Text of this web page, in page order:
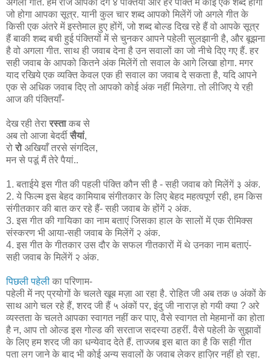
अगला गीत. हम रोज आपको देंगें ४ पंक्तियाँ और हर पंक्ति में कोई एक शब्द होगा
जो होगा आपका सूत्र. यानी कुल चार शब्द आपको मिलेंगें जो अगले गीत के
किसी एक अंतरे में इस्तेमाल हुए होंगें, जो शब्द बोल्ड दिख रहे हैं वो आपके सूत्र
हैं बाकी शब्द बची हुई पंक्तियों में से चुनकर आपने पहेली सुलझानी है, और बूझना
है वो अगला गीत. साथ ही जवाब देना है उन सवालों का जो नीचे दिए गए हैं. हर
सही जवाब के आपको कितने अंक मिलेंगें तो सवाल के आगे लिखा होगा. मगर
याद रखिये एक व्यक्ति केवल एक ही सवाल का जवाब दे सकता है, यदि आपने
एक से अधिक जवाब दिए तो आपको कोई अंक नहीं मिलेगा. तो लीजिए ये रही
आज की पंक्तियाँ-
देख रही तेरारस्ताकब से
अब तो आजा बेदर्दीसैयां,
रोरोअखियाँ तरसे संगदिल,
मन से पडूं मैं तेरे पैयां..
1. बताईये इस गीत की पहली पंक्ति कौन सी है - सही जवाब को मिलेंगें ३ अंक.
2. ये फिल्म इस बेहद कामियाब संगीतकार के लिए बेहद महत्वपूर्ण रही, हम किस
संगीतकार की बात कर रहे हैं- सही जवाब के होंगें २ अंक.
3. इस गीत की गायिका का नाम बताएं जिसका हाल के सालों में एक रीमिक्स
संस्करण भी आया-सही जवाब के मिलेंगें २ अंक.
4. इस गीत के गीतकार उस दौर के सफल गीतकारों में थे उनका नाम बताएं-
सही जवाब के मिलेंगें २ अंक.
पिछली पहेली का परिणाम-
पहेली में नए प्रयोगों के चलते खूब मज़ा आ रहा है. रोहित जी अब तक ७ अंकों के
साथ आगे चल रहे हैं, शरद जी हैं ५ अंकों पर, इंदु जी नाराज़ हो गयी क्या ? अरे
व्यस्तता के चलते आपका स्वागत नहीं कर पाए, वैसे स्वागत तो मेहमानों का होता
है न, आप तो ओल्ड इस गोल्ड की सरताज सदस्या ठहरीं. वैसे पहेली के सुझावों
के लिए हम शरद जी का धन्येवाद देते हैं. ताज्जब इस बात का है कि सही गीत
पता लग जाने के बाद भी कोई अन्य सवालों के जवाब लेकर हाज़िर नहीं हो रहा.